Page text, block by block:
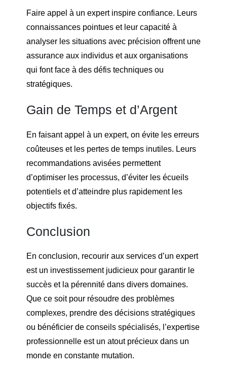
Faire appel à un expert inspire confiance. Leurs
connaissances pointues et leur capacité à
analyser les situations avec précision offrent une
assurance aux individus et aux organisations
qui font face à des défis techniques ou
stratégiques.
Gain de Temps et d’Argent
En faisant appel à un expert, on évite les erreurs
coûteuses et les pertes de temps inutiles. Leurs
recommandations avisées permettent
d’optimiser les processus, d’éviter les écueils
potentiels et d’atteindre plus rapidement les
objectifs fixés.
Conclusion
En conclusion, recourir aux services d’un expert
est un investissement judicieux pour garantir le
succès et la pérennité dans divers domaines.
Que ce soit pour résoudre des problèmes
complexes, prendre des décisions stratégiques
ou bénéficier de conseils spécialisés, l’expertise
professionnelle est un atout précieux dans un
monde en constante mutation.